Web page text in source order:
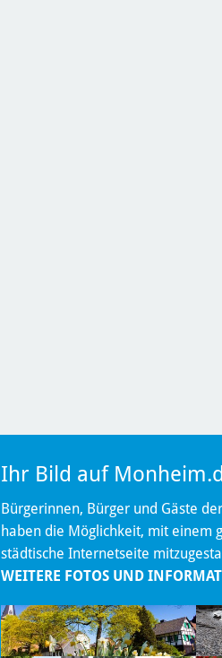
Ihr Bild auf
Bürgerinnen, Bürger und Gäste
haben die Möglichkeit, mit einem
städtische Internetseite
WEITERE FOTOS UND